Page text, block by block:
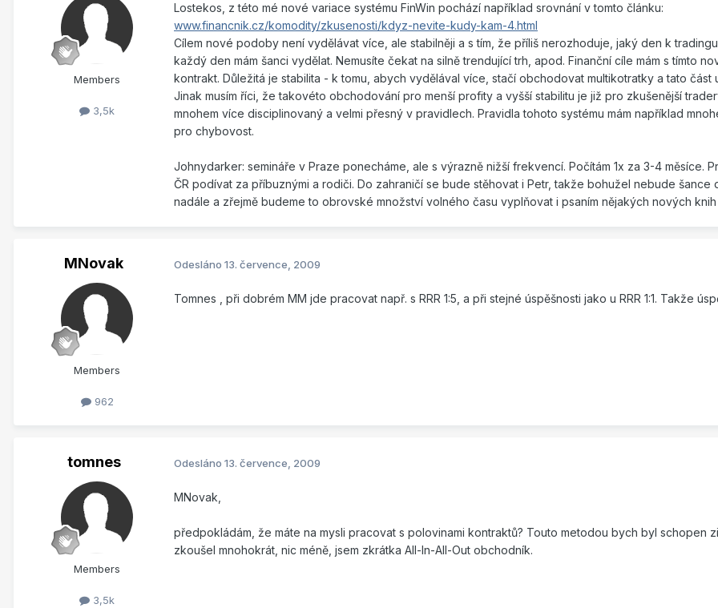
Members
3,5k
Lostekos, z této mé nové variace systému FinWin pochází například srovnání v tomto článku:
www.financnik.cz/komodity/zkusenosti/kdyz-nevite-kudy-kam-4.html
Cílem nové podoby není vydělávat více, ale stabilněji a s tím, že příliš nerozhoduje, jaký den k
každý den mám šanci vydělat. Nemusíte čekat na silně trendující trh, apod. Finanční cíle mám s tímto
kontrakt. Důležitá je stabilita - k tomu, abych vydělával více, stačí obchodovat multikotratky a tato část
Jinak musím říci, že takovéto obchodování pro menší profity a vyšší stabilitu je již pro zkušenější
mnohem více disciplinovaný a velmi přesný v pravidlech. Pravidla tohoto systému mám například
pro chybovost.
Johnydarker: semináře v Praze ponecháme, ale s výrazně nižší frekvencí. Počítám 1x za 3-4
ČR podívat za příbuznými a rodiči. Do zahraničí se bude stěhovat i Petr, takže bohužel nebude
nadále a zřejmě budeme to obrovské množství volného času vyplňovat i psaním nějakých nových
MNovak
Members
962
Odesláno 13. července, 2009
Tomnes , při dobrém MM jde pracovat např. s RRR 1:5, a při stejné úspěšnosti jako u RRR 1:1. Takže
tomnes
Members
3,5k
Odesláno 13. července, 2009
MNovak,
předpokládám, že máte na mysli pracovat s polovinami kontraktů? Touto metodou bych byl schopen
zkoušel mnohokrát, nic méně, jsem zkrátka All-In-All-Out obchodník.